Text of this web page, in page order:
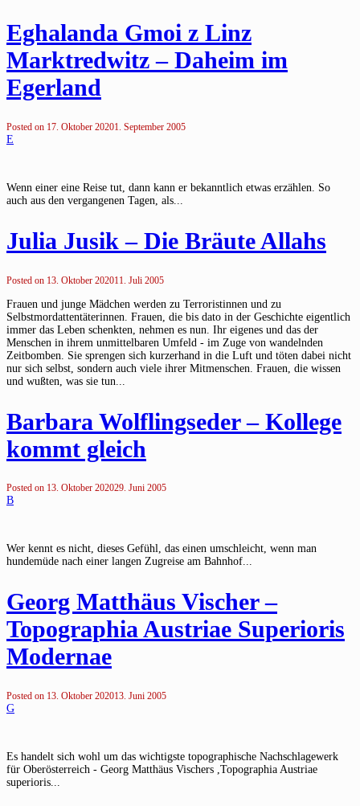
Eghalanda Gmoi z Linz
Marktredwitz – Daheim im
Egerland
Posted on 17. Oktober 20201. September 2005
E
Wenn einer eine Reise tut, dann kann er bekanntlich etwas erzählen. So
auch aus den vergangenen Tagen, als...
Julia Jusik – Die Bräute Allahs
Posted on 13. Oktober 202011. Juli 2005
Frauen und junge Mädchen werden zu Terroristinnen und zu
Selbstmordattentäterinnen. Frauen, die bis dato in der Geschichte eigentlich
immer das Leben schenkten, nehmen es nun. Ihr eigenes und das der
Menschen in ihrem unmittelbaren Umfeld - im Zuge von wandelnden
Zeitbomben. Sie sprengen sich kurzerhand in die Luft und töten dabei nicht
nur sich selbst, sondern auch viele ihrer Mitmenschen. Frauen, die wissen
und wußten, was sie tun...
Barbara Wolflingseder – Kollege
kommt gleich
Posted on 13. Oktober 202029. Juni 2005
B
Wer kennt es nicht, dieses Gefühl, das einen umschleicht, wenn man
hundemüde nach einer langen Zugreise am Bahnhof...
Georg Matthäus Vischer –
Topographia Austriae Superioris
Modernae
Posted on 13. Oktober 202013. Juni 2005
G
Es handelt sich wohl um das wichtigste topographische Nachschlagewerk
für Oberösterreich - Georg Matthäus Vischers ,Topographia Austriae
superioris...